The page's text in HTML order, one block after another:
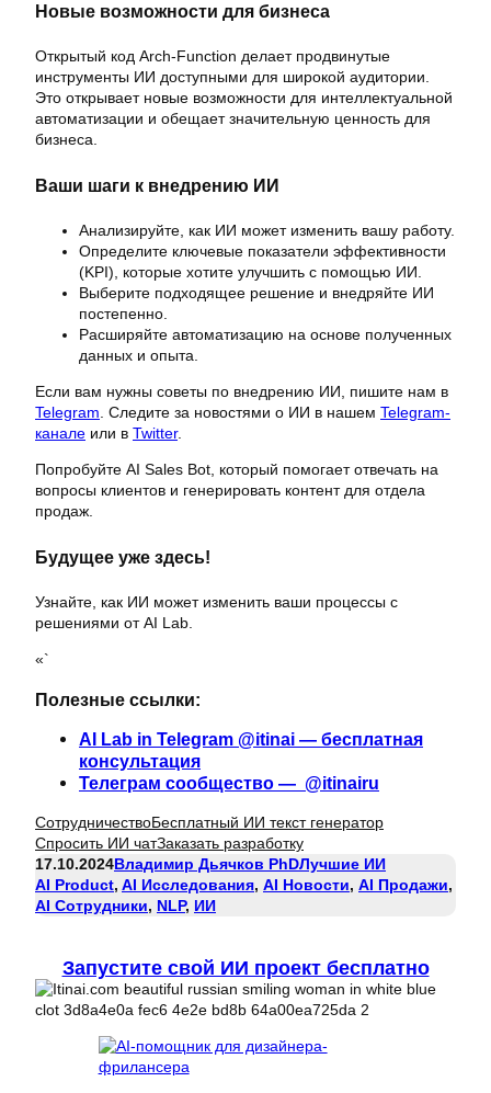
Новые возможности для бизнеса
Открытый код Arch-Function делает продвинутые
инструменты ИИ доступными для широкой аудитории.
Это открывает новые возможности для интеллектуальной
автоматизации и обещает значительную ценность для
бизнеса.
Ваши шаги к внедрению ИИ
Анализируйте, как ИИ может изменить вашу работу.
Определите ключевые показатели эффективности
(KPI), которые хотите улучшить с помощью ИИ.
Выберите подходящее решение и внедряйте ИИ
постепенно.
Расширяйте автоматизацию на основе полученных
данных и опыта.
Если вам нужны советы по внедрению ИИ, пишите нам в
Telegram . Следите за новостями о ИИ в нашем Telegram-
канале или в Twitter.
Попробуйте AI Sales Bot, который помогает отвечать на
вопросы клиентов и генерировать контент для отдела
продаж.
Будущее уже здесь!
Узнайте, как ИИ может изменить ваши процессы с
решениями от AI Lab.
«`
Полезные ссылки:
AI Lab in Telegram @itinai — бесплатная
консультация
Телеграм сообщество — @itinairu
СотрудничествоБесплатный ИИ текст генератор
Спросить ИИ чатЗаказать разработку
17.10.2024Владимир Дьячков PhDЛучшие ИИ
AI Product, AI Исследования, AI Новости, AI Продажи
AI Сотрудники, NLP, ИИ
Запустите свой ИИ проект бесплатно